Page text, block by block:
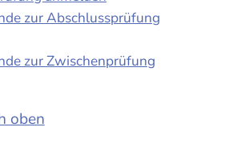
zur Abschlussprüfung
zur Zwischenprüfung
oben